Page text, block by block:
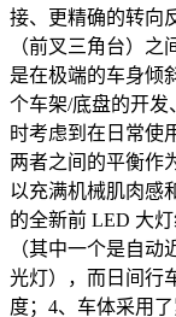
接、更精确的转向
（前叉三角台）
是在极端的车身倾
个车架/底盘的开发
时考虑到在日常使
两者之间的平衡作
以充满机械肌肉感
的全新前 LED 大
（其中一个是自
光灯），而日间行
度；4、车体采用